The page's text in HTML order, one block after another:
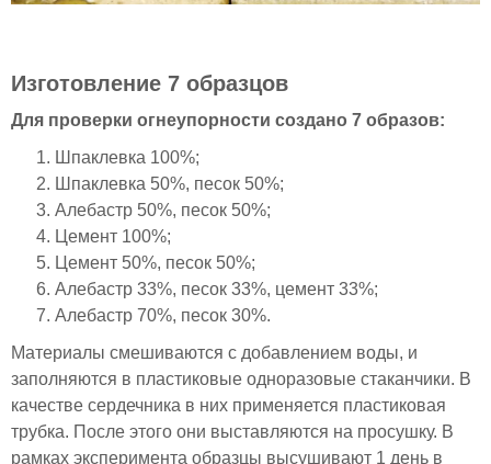
Изготовление 7 образцов
Для проверки огнеупорности создано 7 образов:
Шпаклевка 100%;
Шпаклевка 50%, песок 50%;
Алебастр 50%, песок 50%;
Цемент 100%;
Цемент 50%, песок 50%;
Алебастр 33%, песок 33%, цемент 33%;
Алебастр 70%, песок 30%.
Материалы смешиваются с добавлением воды, и
заполняются в пластиковые одноразовые стаканчики. В
качестве сердечника в них применяется пластиковая
трубка. После этого они выставляются на просушку. В
рамках эксперимента образцы высушивают 1 день в